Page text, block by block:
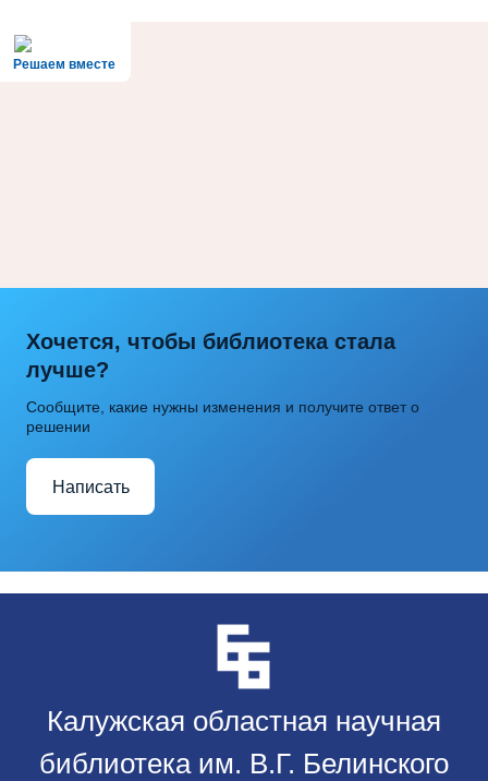
Решаем вместе
Хочется, чтобы библиотека стала
лучше?
Сообщите, какие нужны изменения и получите ответ о
решении
Написать
Калужская областная научная
библиотека им. В.Г. Белинского